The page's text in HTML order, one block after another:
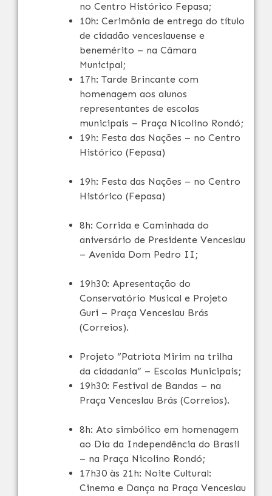
no Centro Histórico Fepasa;
10h: Cerimônia de entrega do título
de cidadão venceslauense e
benemérito – na Câmara
Municipal;
17h: Tarde Brincante com
homenagem aos alunos
representantes de escolas
municipais – Praça Nicolino Rondó;
19h: Festa das Nações – no Centro
Histórico (Fepasa)
19h: Festa das Nações – no Centro
Histórico (Fepasa)
8h: Corrida e Caminhada do
aniversário de Presidente Venceslau
– Avenida Dom Pedro II;
19h30: Apresentação do
Conservatório Musical e Projeto
Guri – Praça Venceslau Brás
(Correios).
Projeto “Patriota Mirim na trilha
da cidadania” – Escolas Municipais;
19h30: Festival de Bandas – na
Praça Venceslau Brás (Correios).
8h: Ato simbólico em homenagem
ao Dia da Independência do Brasil
– na Praça Nicolino Rondó;
17h30 às 21h: Noite Cultural:
Cinema e Dança na Praça Venceslau